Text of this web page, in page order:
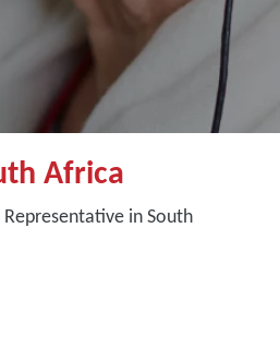
Africa
in South